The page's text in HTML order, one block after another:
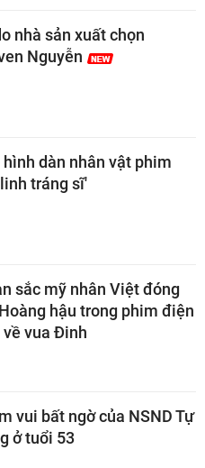
nhà sản xuất chọn
Nguyễn
hình dàn nhân vật phim
tráng sĩ'
sắc mỹ nhân Việt đóng
hậu trong phim điện
về vua Đinh
vui bất ngờ của NSND Tự
ở tuổi 53